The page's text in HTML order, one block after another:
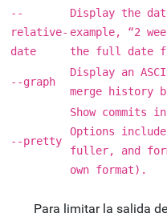
--
relative-
date
Display the
example, “2
the full date
--graph
Display an
merge history
--pretty
Show commits
Options
fuller, and
own format).
Para limitar la salida